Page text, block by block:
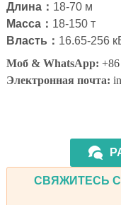
Длина： 18-70 м
Масса： 18-150 т
Власть： 16.65-256
Моб & WhatsApp:
Электронная почта:
СВЯЖИТЕСЬ